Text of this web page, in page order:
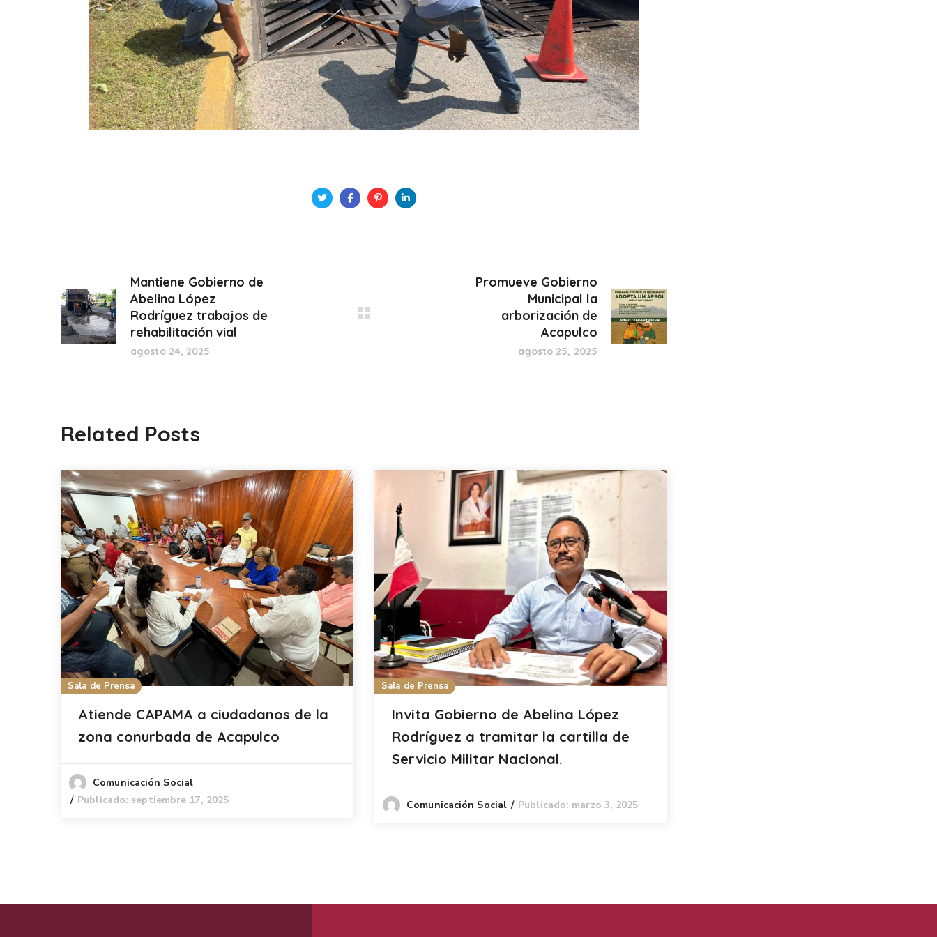
Mantiene Gobierno de
Abelina López
Rodríguez trabajos de
rehabilitación vial
agosto 24, 2025
Promueve Gobierno
Municipal la
arborización de
Acapulco
agosto 25, 2025
Related Posts
Sala de Prensa
Atiende CAPAMA a ciudadanos de la
zona conurbada de Acapulco
Comunicación Social
Publicado: septiembre 17, 2025
Sala de Prensa
Invita Gobierno de Abelina López
Rodríguez a tramitar la cartilla de
Servicio Militar Nacional.
Comunicación Social Publicado: marzo 3, 2025